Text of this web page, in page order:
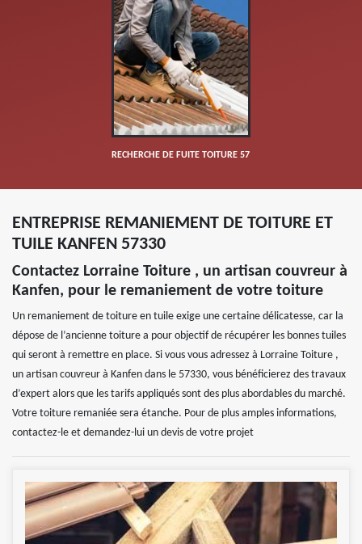
RECHERCHE DE FUITE TOITURE 57
ENTREPRISE REMANIEMENT DE TOITURE ET
TUILE KANFEN 57330
Contactez Lorraine Toiture , un artisan couvreur à
Kanfen, pour le remaniement de votre toiture
Un remaniement de toiture en tuile exige une certaine délicatesse, car la
dépose de l’ancienne toiture a pour objectif de récupérer les bonnes tuiles
qui seront à remettre en place. Si vous vous adressez à Lorraine Toiture ,
un artisan couvreur à Kanfen dans le 57330, vous bénéficierez des travaux
d’expert alors que les tarifs appliqués sont des plus abordables du marché.
Votre toiture remaniée sera étanche. Pour de plus amples informations,
contactez-le et demandez-lui un devis de votre projet